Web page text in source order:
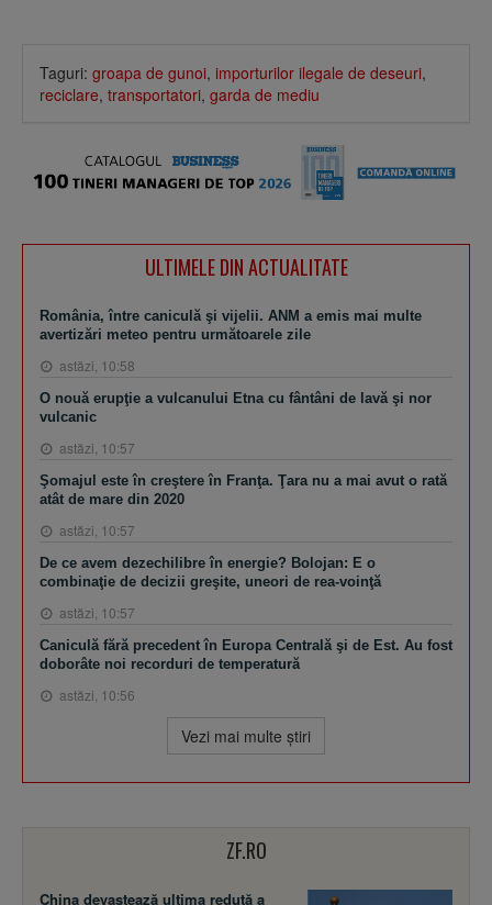
Taguri: groapa de gunoi, importurilor ilegale de deseuri,
reciclare, transportatori, garda de mediu
ULTIMELE DIN ACTUALITATE
România, între caniculă şi vijelii. ANM a emis mai multe
avertizări meteo pentru următoarele zile
astăzi, 10:58
O nouă erupţie a vulcanului Etna cu fântâni de lavă şi nor
vulcanic
astăzi, 10:57
Şomajul este în creştere în Franţa. Ţara nu a mai avut o rată
atât de mare din 2020
astăzi, 10:57
De ce avem dezechilibre în energie? Bolojan: E o
combinaţie de decizii greşite, uneori de rea-voinţă
astăzi, 10:57
Caniculă fără precedent în Europa Centrală şi de Est. Au fost
doborâte noi recorduri de temperatură
astăzi, 10:56
Vezi mai multe ştiri
ZF.RO
China devastează ultima redută a